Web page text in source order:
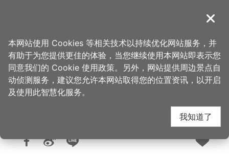
導覽
首页 > 想去的地方 > 美食、购物 > 美食快搜
上赞美食
人气：1万
关闭
本网站使用 Cookies 等相关技术以持续优化网站服务，并
有助于为您提供更佳的体验，当您继续使用本网站即表示您
同意我们的 Cookie 使用政策。另外，网站提供周边景点自
动侦测服务，建议您允许本网站取得您的位置资讯，以开启
及使用此智慧化服务。
我知道了